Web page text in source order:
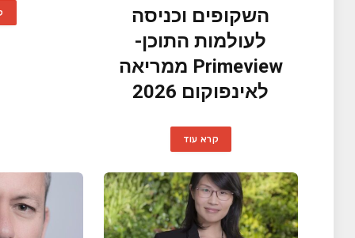
השקופים וכניסה
לעולמות התוכן-
Primeview ממריאה
לאינפוקום 2026
קרא עוד